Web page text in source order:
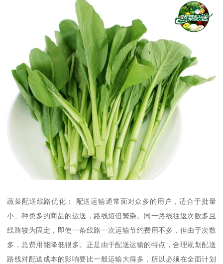
蔬菜配送线路优化： 配送运输通常面对众多的用户，适合于批量
小、种类多的商品的运送，路线短但繁杂。同一路线往返次数多且
线路较为固定，即使一条线路一次运输节约费用不多，但由于次数
多，总费用能降低很多。正是由于配送运输的特点，合理规划配送
路线对配送成本的影响要比一般运输大得多，所以必须在全面计划